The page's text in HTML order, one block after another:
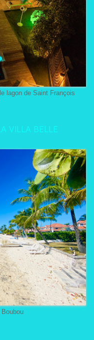
lagon de Saint François
VILLA BELLE